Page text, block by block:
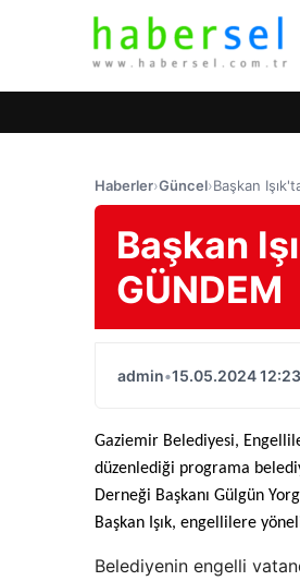
Haberler›Güncel›Başkan
Başkan
GÜNDEM
admin•15.05.2024 12:23
Gaziemir Belediyesi,
düzenlediği programa
Derneği Başkanı Gülgün
Başkan Işık, engellilere
Belediyenin engelli